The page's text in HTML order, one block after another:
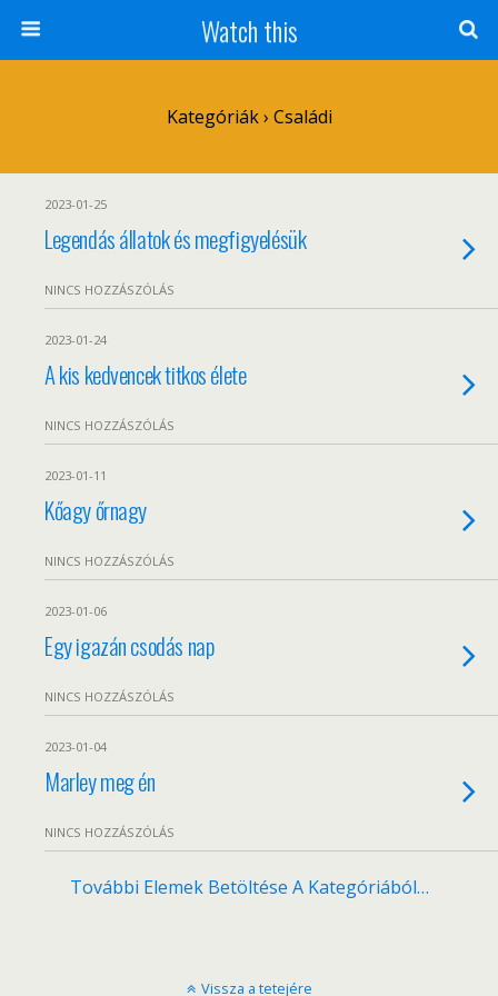
Watch this
Kategóriák › Családi
2023-01-25
Legendás állatok és megfigyelésük
NINCS HOZZÁSZÓLÁS
2023-01-24
A kis kedvencek titkos élete
NINCS HOZZÁSZÓLÁS
2023-01-11
Kőagy őrnagy
NINCS HOZZÁSZÓLÁS
2023-01-06
Egy igazán csodás nap
NINCS HOZZÁSZÓLÁS
2023-01-04
Marley meg én
NINCS HOZZÁSZÓLÁS
További Elemek Betöltése A Kategóriából…
Vissza a tetejére